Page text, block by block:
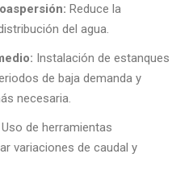
Reduce la
del agua.
Instalación de estanques
de baja demanda y
necesaria.
Uso de herramientas
variaciones de caudal y